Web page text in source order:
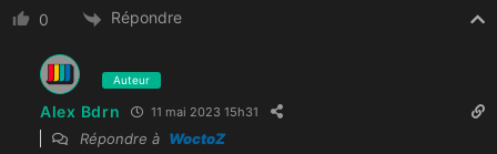
0 Répondre
Auteur
Alex Bdrn 11 mai 2023 15h31
Répondre à WoctoZ